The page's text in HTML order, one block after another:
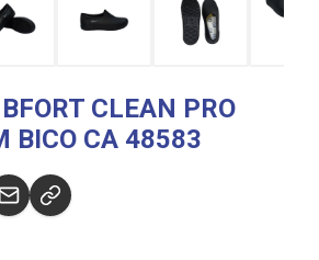
CLEAN PRO
BICO CA 48583